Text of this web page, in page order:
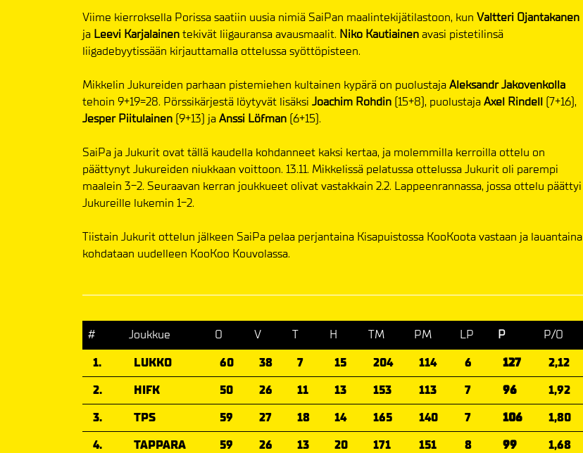
Viime kierroksella Porissa saatiin uusia nimiä SaiPan maalintekijätilastoon, kun Valtteri Ojantakanen
ja Leevi Karjalainentekivät liigauransa avausmaalit. Niko Kautiainenavasi pistetilinsä
liigadebyytissään kirjauttamalla ottelussa syöttöpisteen.
Mikkelin Jukureiden parhaan pistemiehen kultainen kypärä on puolustajaAleksandrJakovenkolla
tehoin 9+19=28. Pörssikärjestä löytyvät lisäksi Joachim Rohdin (15+8), puolustajaAxel Rindell (7+16),
Jesper Piitulainen (9+13) jaAnssi Löfman (6+15).
SaiPa ja Jukurit ovat tällä kaudella kohdanneet kaksi kertaa, ja molemmilla kerroilla ottelu on
päättynyt Jukureiden niukkaan voittoon. 13.11. Mikkelissä pelatussa ottelussa Jukurit oli parempi
maalein 3-2. Seuraavan kerran joukkueet olivat vastakkain 2.2. Lappeenrannassa, jossa ottelu päättyi
Jukureille lukemin 1-2.
Tiistain Jukurit ottelun jälkeen SaiPa pelaa perjantaina Kisapuistossa KooKoota vastaan ja lauantaina
kohdataan uudelleen KooKoo Kouvolassa.
# Joukkue O V T H TM PM LP P
P/O
1.
LUKKO 60 38 7 15 204 114 6 127
2,12
2.
HIFK 50 26 11 13 153 113 7 96
1,92
3.
TPS 59 27 18 14 165 140 7 106
1,80
4.
TAPPARA 59 26 13 20 171 151 8 99
1,68